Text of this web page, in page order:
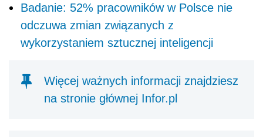
Badanie: 52% pracowników w Polsce nie
odczuwa zmian związanych z
wykorzystaniem sztucznej inteligencji
Więcej ważnych informacji znajdziesz
na stronie głównej Infor.pl